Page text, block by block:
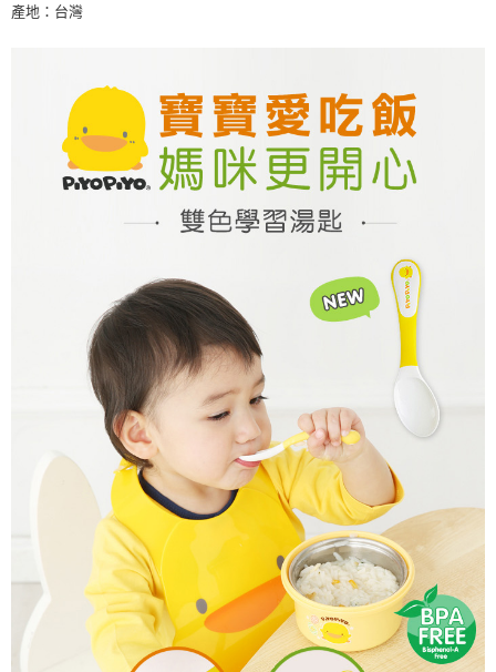
２．訂單成立數日內，您將收到繳費通知簡訊。
購買商品的店家。未經商家同意取消之訂單仍視為有效，需透過AFTEE先享
後付繳納相關費用。
※ 交易是否成功請以「AFTEE先享後付 」之結帳頁面顯示為準，若有關於
是否繳費成功／繳費後需取消欲退款等相關疑問，請聯繫「AFTEE先享後付
客戶支援中心」https://netprotections.freshdesk.com/support/home
１．透過由恩沛科技股份有限公司提供之「AFTEE先享後付」服務完成之交
２．關於個人資料處理事宜，請瀏覽以下網址：
https://aftee.tw/terms/#terms3
３．未成年的使用者請事先徵得法定代理人或監護人之同意方可使用
「AFTEE先享後付」，若未經同意申辦者引起之損失，本公司不負相關責
４．使用「AFTEE先享後付」時，將依據個別帳號之用戶狀況，依本公司即
時審查核予不同之上限額度；若仍有額度不足之情形，本公司將視審查結果
請求用戶進行身份認證。
５．嚴禁一人註冊多個帳號或使用他人資訊註冊。若發現惡意使用之情形，
恩沛科技股份有限公司將有權停止該用戶之使用額度並採取法律行動。
每筆NT$60，滿NT$590(含以上)免運費
每筆NT$60，滿NT$590(含以上)免運費
付款後7-11取貨
每筆NT$60，滿NT$590(含以上)免運費
每筆NT$100，滿NT$590(含以上)免運費
每筆NT$150，滿NT$890(含以上)免運費
產地：台灣